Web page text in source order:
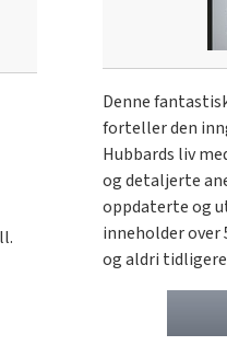
Denne
forteller den
Hubbards liv
og detaljerte
oppdaterte og
inneholder over
og aldri